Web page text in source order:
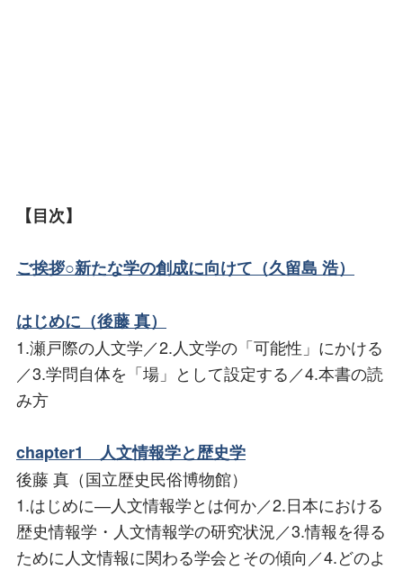
【目次】
ご挨拶○新たな学の創成に向けて（久留島 浩）
はじめに（後藤 真）
1.瀬戸際の人文学／2.人文学の「可能性」にかける
／3.学問自体を「場」として設定する／4.本書の読
み方
chapter1 人文情報学と歴史学
後藤 真（国立歴史民俗博物館）
1.はじめに―人文情報学とは何か／2.日本における
歴史情報学・人文情報学の研究状況／3.情報を得る
ために人文情報に関わる学会とその傾向／4.どのよ